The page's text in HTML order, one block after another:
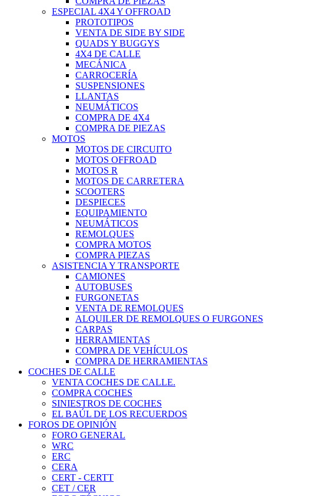
ESPECIAL 4X4 Y OFFROAD
PROTOTIPOS
VENTA DE SIDE BY SIDE
QUADS Y BUGGYS
4X4 DE CALLE
MECÁNICA
CARROCERÍA
SUSPENSIONES
LLANTAS
NEUMÁTICOS
COMPRA DE 4X4
COMPRA DE PIEZAS
MOTOS
MOTOS DE CIRCUITO
MOTOS OFFROAD
MOTOS R
MOTOS DE CARRETERA
SCOOTERS
DESPIECES
EQUIPAMIENTO
NEUMÁTICOS
REMOLQUES
COMPRA MOTOS
COMPRA PIEZAS
ASISTENCIA Y TRANSPORTE
CAMIONES
AUTOBUSES
FURGONETAS
VENTA DE REMOLQUES
ALQUILER DE REMOLQUES O FURGONES
CARPAS
HERRAMIENTAS
COMPRA DE VEHÍCULOS
COMPRA DE HERRAMIENTAS
COCHES DE CALLE
VENTA COCHES DE CALLE.
COMPRA COCHES
SINIESTROS DE COCHES
EL BAÚL DE LOS RECUERDOS
FOROS DE OPINIÓN
FORO GENERAL
WRC
ERC
CERA
CERT - CERTT
CET / CER